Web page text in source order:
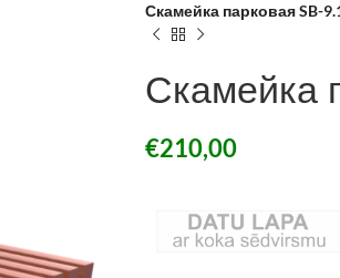
Скамейка парковая SB-
Скамейка
€210,00